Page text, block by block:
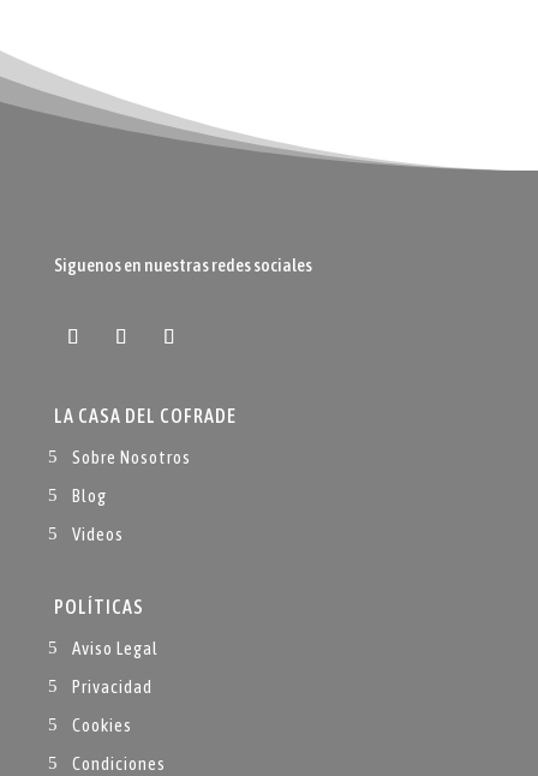
pueden
Siguenos en nuestras redes sociales
LA CASA DEL COFRADE
Sobre Nosotros
Blog
Videos
POLÍTICAS
Aviso Legal
Privacidad
Cookies
Condiciones